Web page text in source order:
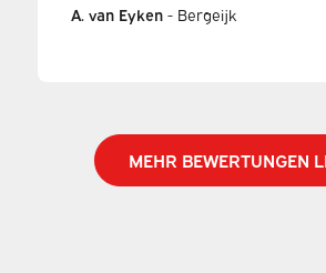
A. van Eyken- Bergeijk
MEHR BEWERTUNGEN